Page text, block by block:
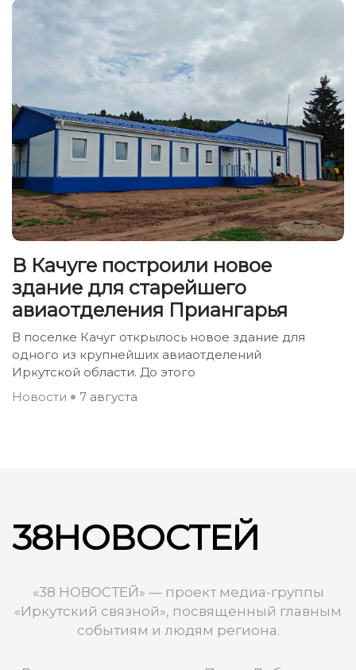
В Качуге построили новое
здание для старейшего
авиаотделения Приангарья
В поселке Качуг открылось новое здание для
одного из крупнейших авиаотделений
Иркутской области. До этого
Новости
7 августа
38НОВОСТЕЙ
«38 НОВОСТЕЙ» — проект медиа-группы
«Иркутский связной», посвященный главным
событиям и людям региона.